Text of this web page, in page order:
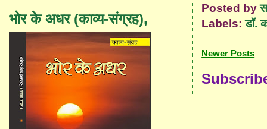
Posted by
Labels:डॉ.
Newer Posts
भोर के अधर (काव्य-संग्रह),